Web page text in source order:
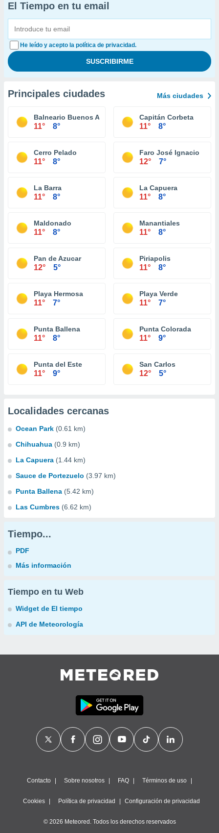
El Tiempo en tu email
He leído y acepto la política de privacidad.
Principales ciudades Más ciudades
Balneario Buenos Aires
11° 8°
Capitán Corbeta
11° 8°
Cerro Pelado
11° 8°
Faro José Ignacio
12° 7°
La Barra
11° 8°
La Capuera
11° 8°
Maldonado
11° 8°
Manantiales
11° 8°
Pan de Azucar
12° 5°
Piriapolis
11° 8°
Playa Hermosa
11° 7°
Playa Verde
11° 7°
Punta Ballena
11° 8°
Punta Colorada
11° 9°
Punta del Este
11° 9°
San Carlos
12° 5°
Localidades cercanas
Ocean Park (0.61 km)
Chihuahua (0.9 km)
La Capuera (1.44 km)
Sauce de Portezuelo (3.97 km)
Punta Ballena (5.42 km)
Las Cumbres (6.62 km)
Tiempo...
PDF
Más información
Tiempo en tu Web
Widget de El tiempo
API de Meteorología
Contacto Sobre nosotros FAQ Términos de uso
Cookies Política de privacidad Configuración de privacidad
© 2026 Meteored. Todos los derechos reservados